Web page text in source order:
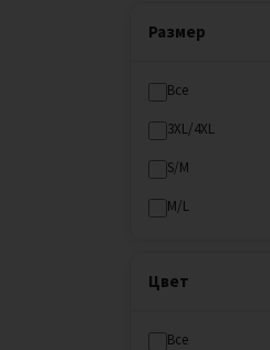
Размер
Все
3XL/4XL
S/M
M/L
Цвет
Все